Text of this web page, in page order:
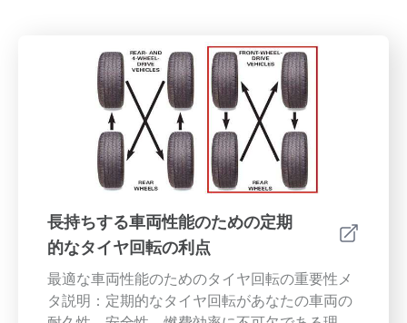
長持ちする車両性能のための定期
的なタイヤ回転の利点
最適な車両性能のためのタイヤ回転の重要性メ
タ説明：定期的なタイヤ回転があなたの車両の